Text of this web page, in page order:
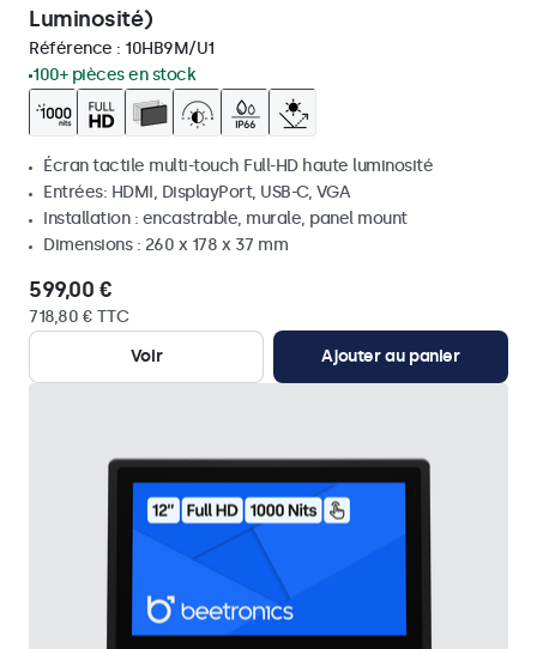
Luminosité)
Référence : 10HB9M/U1
100+ pièces en stock
Écran tactile multi-touch Full-HD haute luminosité
Entrées: HDMI, DisplayPort, USB-C, VGA
Installation : encastrable, murale, panel mount
Dimensions : 260 x 178 x 37 mm
599,00 €
718,80 € TTC
Voir
Ajouter au panier